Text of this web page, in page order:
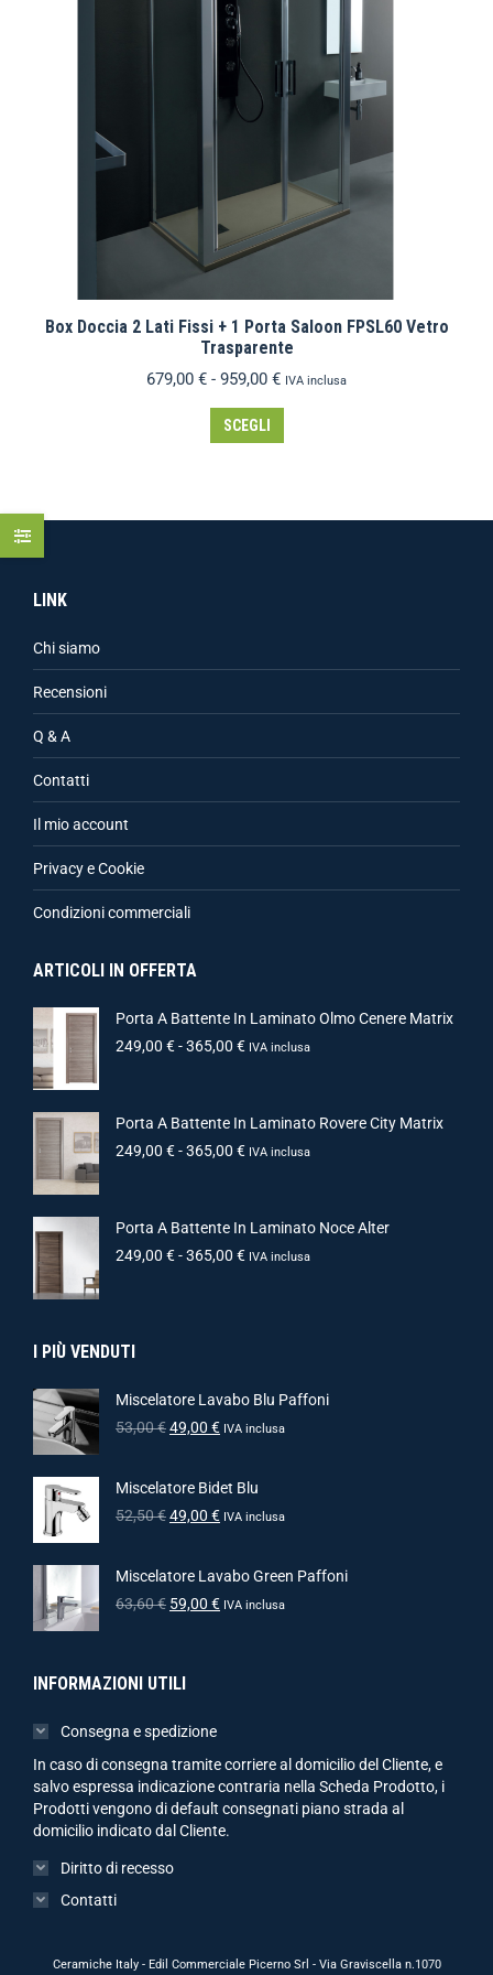
Box Doccia 2 Lati Fissi + 1 Porta Saloon FPSL60 Vetro
Trasparente
679,00 € - 959,00 € IVA inclusa
SCEGLI
LINK
Chi siamo
Recensioni
Q & A
Contatti
Il mio account
Privacy e Cookie
Condizioni commerciali
ARTICOLI IN OFFERTA
Porta A Battente In Laminato Olmo Cenere Matrix
249,00 €-365,00 € IVA inclusa
Porta A Battente In Laminato Rovere City Matrix
249,00 €-365,00 € IVA inclusa
Porta A Battente In Laminato Noce Alter
249,00 €-365,00 € IVA inclusa
I PIÙ VENDUTI
Miscelatore Lavabo Blu Paffoni
53,00€49,00 € IVA inclusa
Miscelatore Bidet Blu
52,50€49,00 € IVA inclusa
Miscelatore Lavabo Green Paffoni
63,60€ 59,00 € IVA inclusa
INFORMAZIONI UTILI
Consegna e spedizione
In caso di consegna tramite corriere al domicilio del Cliente, e
salvo espressa indicazione contraria nella Scheda Prodotto, i
Prodotti vengono di default consegnati piano strada al
domicilio indicato dal Cliente.
Diritto di recesso
Contatti
Ceramiche Italy - Edil Commerciale Picerno Srl - Via Graviscella n.1070